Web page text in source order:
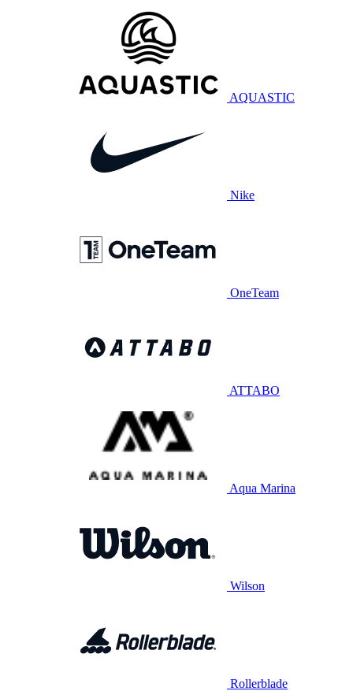
AQUASTIC
Nike
OneTeam
ATTABO
Aqua Marina
Wilson
Rollerblade